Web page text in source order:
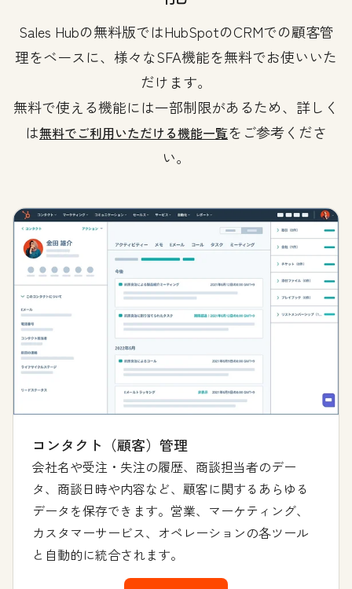
Sales Hubの無料版ではHubSpotのCRMでの顧客管
理をベースに、様々なSFA機能を無料でお使いいた
だけます。
無料で使える機能には一部制限があるため、詳しく
は無料でご利用いただける機能一覧をご参考くださ
い。
コンタクト（顧客）管理
会社名や受注・失注の履歴、商談担当者のデー
タ、商談日時や内容など、顧客に関するあらゆる
データを保存できます。営業、マーケティング、
カスタマーサービス、オペレーションの各ツール
と自動的に統合されます。